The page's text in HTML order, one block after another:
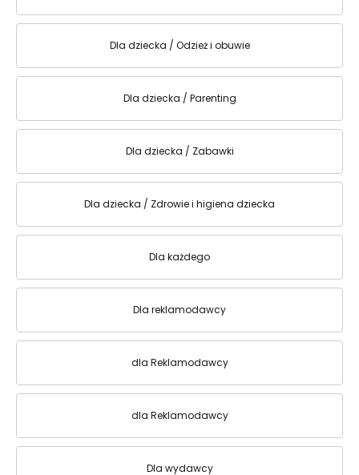
Dla dziecka / Odzież i obuwie
Dla dziecka / Parenting
Dla dziecka / Zabawki
Dla dziecka / Zdrowie i higiena dziecka
Dla każdego
Dla reklamodawcy
dla Reklamodawcy
dla Reklamodawcy
Dla wydawcy